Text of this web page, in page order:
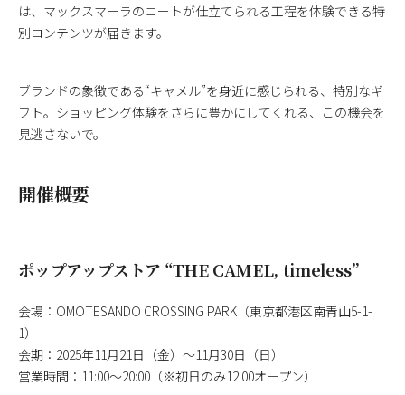
は、マックスマーラのコートが仕立てられる工程を体験できる特
別コンテンツが届きます。
​​ブランドの象徴である“キャメル”を身近に感じられる、特別なギ
フト。ショッピング体験をさらに豊かにしてくれる、この機会を
見逃さないで。
開催概要
ポップアップストア “THE CAMEL, timeless”
会場：OMOTESANDO CROSSING PARK（東京都港区南青山5-1-
1）
会期：2025年11月21日（金）～11月30日（日）
営業時間：11:00～20:00（※初日のみ12:00オープン）